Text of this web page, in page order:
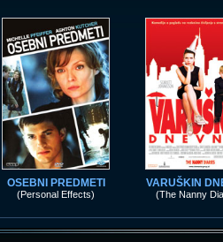
OSEBNI PREDMETI
(Personal Effects)
VARUŠKIN
(The Nanny